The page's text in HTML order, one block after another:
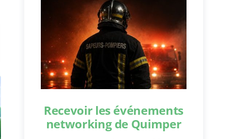
Recevoir les événements
networking de Quimper